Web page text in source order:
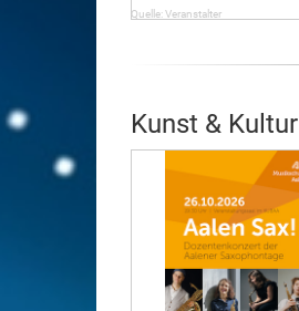
Quelle: Veranstalter
Kunst & Kultur